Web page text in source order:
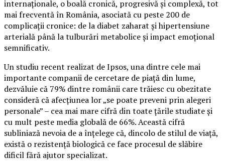
internaționale, o boală cronică, progresivă și complexă, tot
mai frecventă în România, asociată cu peste 200 de
complicații cronice: de la diabet zaharat și hipertensiune
arterială până la tulburări metabolice și impact emoțional
semnificativ.
Un studiu recent realizat de Ipsos, una dintre cele mai
importante companii de cercetare de piață din lume,
dezvăluie că 79% dintre românii care trăiesc cu obezitate
consideră că afecțiunea lor „se poate preveni prin alegeri
personale” – cea mai mare cifră din toate țările studiate și
cu mult peste media globală de 66%. Această cifră
subliniază nevoia de a înțelege că, dincolo de stilul de viață,
există o rezistență biologică ce face procesul de slăbire
dificil fără ajutor specializat.